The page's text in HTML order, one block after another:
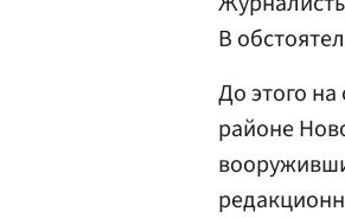
В
До этого
районе